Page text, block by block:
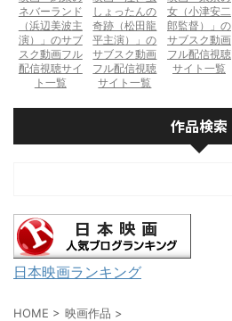
ネバーランド
（浜辺美波主
演）」のサブ
スク動画フル
配信視聴サイ
ト一覧
しょったんの
奇跡（松田龍
平主演）」の
サブスク動画
フル配信視聴
サイト一覧
女（小津安二
郎監督）」の
サブスク動画
フル配信視聴
サイト一覧
作品検索
日本映画ランキング
HOME > 映画作品 >